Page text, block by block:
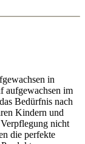
in
aufgewachsen im
Bedürfnis nach
Kindern und
nicht
die perfekte